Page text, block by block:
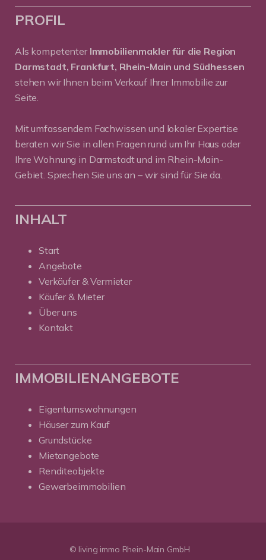
PROFIL
Als kompetenter Immobilienmakler für die Region
Darmstadt, Frankfurt, Rhein-Main und Südhessen
stehen wir Ihnen beim Verkauf Ihrer Immobilie zur
Seite.
Mit umfassendem Fachwissen und lokaler Expertise
beraten wir Sie in allen Fragen rund um Ihr Haus oder
Ihre Wohnung in Darmstadt und im Rhein-Main-
Gebiet. Sprechen Sie uns an – wir sind für Sie da.
INHALT
Start
Angebote
Verkäufer & Vermieter
Käufer & Mieter
Über uns
Kontakt
IMMOBILIENANGEBOTE
Eigentumswohnungen
Häuser zum Kauf
Grundstücke
Mietangebote
Renditeobjekte
Gewerbeimmobilien
© living immo Rhein-Main GmbH